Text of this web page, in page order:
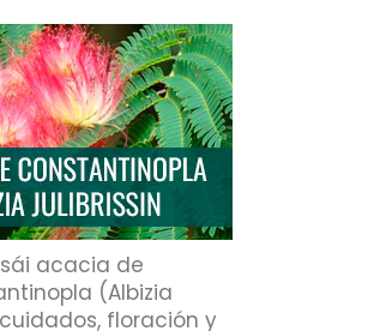
acacia de
(Albizia
floración y